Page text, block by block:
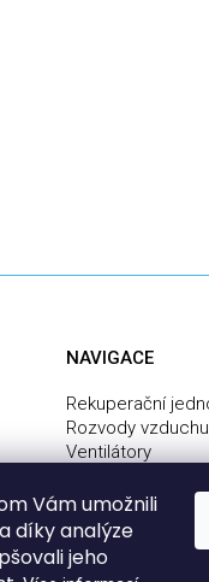
Vám umožnili
díky analýze
jeho
NAVIGACE
Rekuperační
Rozvody vzduchu
Ventilátory
Služby
Montáž